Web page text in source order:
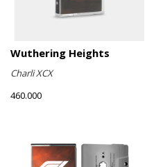
Wuthering Heights
Charli XCX
460.000